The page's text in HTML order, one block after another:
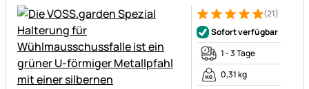
Bewertung: 5 von 5 (21
21 Bewertungen (21)
Sofort verfügbar
1 - 3 Tage
0,31 kg